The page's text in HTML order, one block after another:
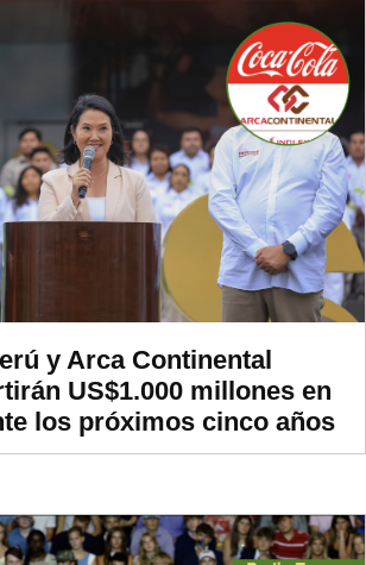
y Arca Continental
US$1.000 millones en
los próximos cinco años